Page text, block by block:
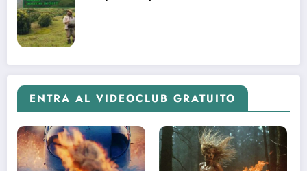
ENTRA AL VIDEOCLUB GRATUITO